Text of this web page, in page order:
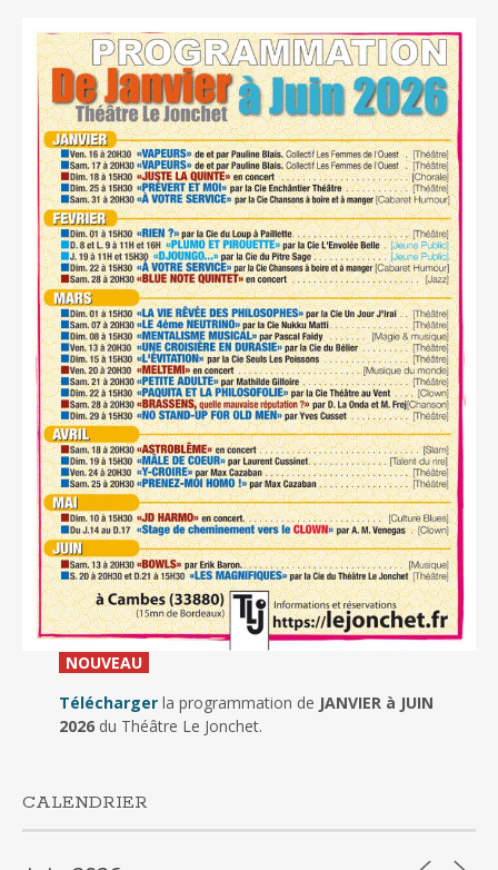
NOUVEAU_
Télécharger la programmation de JANVIER à JUIN
2026du Théâtre Le Jonchet.
CALENDRIER